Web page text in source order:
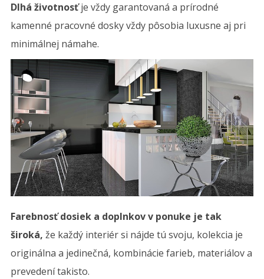
Dlhá životnosťje vždy garantovaná a prírodné
kamenné pracovné dosky vždy pôsobia luxusne aj pri
minimálnej námahe.
Farebnosť dosiek a doplnkov v ponuke je tak
široká, že každý interiér si nájde tú svoju, kolekcia je
originálna a jedinečná, kombinácie farieb, materiálov a
prevedení takisto.